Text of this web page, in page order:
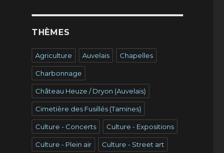
THÈMES
Agriculture Auvelais Chapelles
Charbonnage
Château Heuze / Dryon (Auvelais)
Cimetière des Fusillés (Tamines)
Culture - Concerts Culture - Expositions
Culture - Plein air Culture - Street art